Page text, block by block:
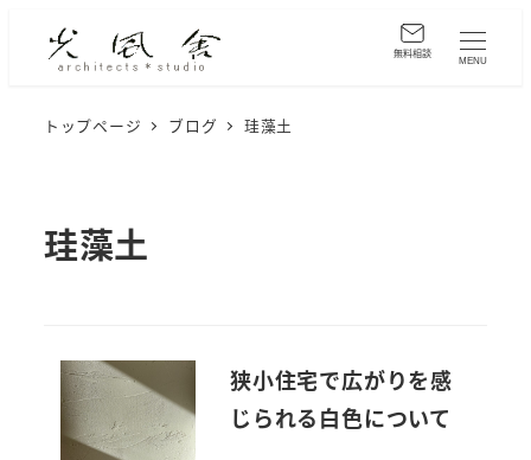
MENU
トップページ ブログ 珪藻土
珪藻土
狭小住宅で広がりを感
じられる白色について
無料相談